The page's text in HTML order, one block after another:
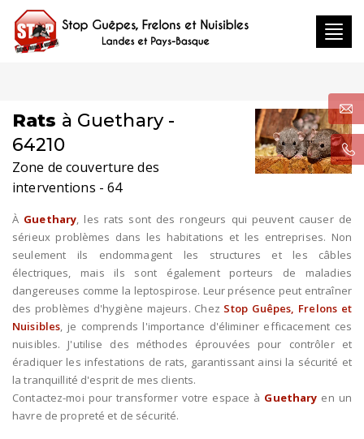
Rats à Guethary -
64210
Zone de couverture des
interventions - 64
À Guethary, les rats sont des rongeurs qui peuvent causer de
sérieux problèmes dans les habitations et les entreprises. Non
seulement ils endommagent les structures et les câbles
électriques, mais ils sont également porteurs de maladies
dangereuses comme la leptospirose. Leur présence peut entraîner
des problèmes d'hygiène majeurs. Chez Stop Guêpes, Frelons et
Nuisibles, je comprends l'importance d'éliminer efficacement ces
nuisibles. J'utilise des méthodes éprouvées pour contrôler et
éradiquer les infestations de rats, garantissant ainsi la sécurité et
la tranquillité d'esprit de mes clients.
Contactez-moi pour transformer votre espace à Guethary en un
havre de propreté et de sécurité.